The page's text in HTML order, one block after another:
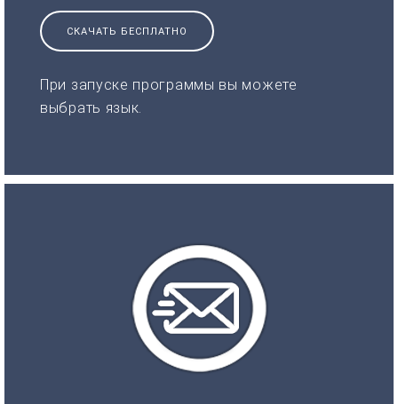
СКАЧАТЬ БЕСПЛАТНО
При запуске программы вы можете
выбрать язык.